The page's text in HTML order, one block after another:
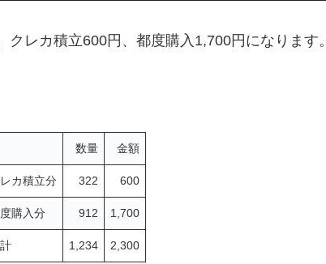
レカ積立600円、都度購入1,700円になります。
数量 金額
カ積立分 322 600
購入分 912 1,700
1,234 2,300